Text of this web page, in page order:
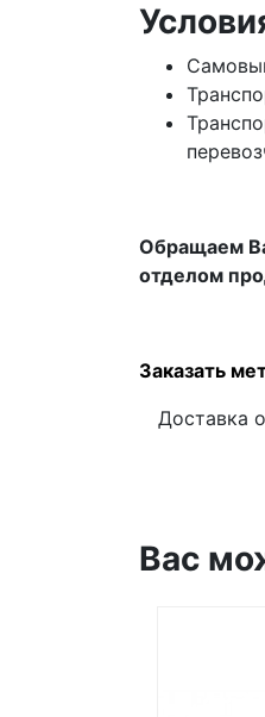
Обращаем
отделом
Заказать
Доставка
Вас